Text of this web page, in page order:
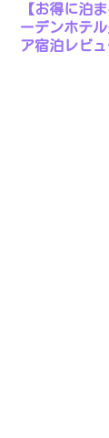
【お得に泊
ーデンホテ
ア宿泊レビュ